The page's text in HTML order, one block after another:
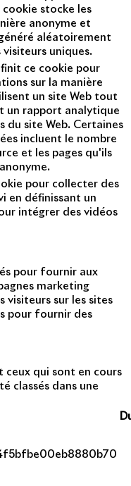
cookie stocke les
anonyme et
aléatoirement
uniques.
ce cookie pour
sur la manière
un site Web tout
un rapport analytique
du site Web. Certaines
incluent le nombre
et les pages qu'ils
pour collecter des
en définissant un
intégrer des vidéos
pour fournir aux
marketing
visiteurs sur les sites
pour fournir des
ceux qui sont en cours
classés dans une